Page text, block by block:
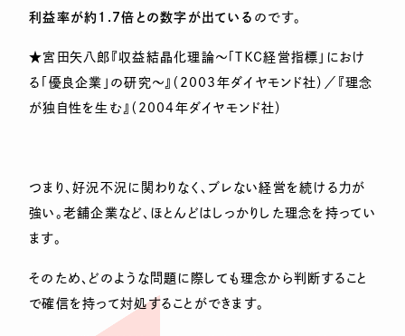
利益率が約 1.7倍との数字が出ている のです。
★宮田矢八郎『収益結晶化理論～「ＴＫＣ経営指標」におけ
る「優良企業」の研究～』（2003年ダイヤモンド社）／『理念
が独自性を生む』（2004年ダイヤモンド社）
つまり、好況不況に関わりなく、ブレない経営を続ける力が
強い。老舗企業など、ほとんどはしっかりした理念を持ってい
ます。
そのため、どのような問題に際しても理念から判断すること
で確信を持って対処することができます。